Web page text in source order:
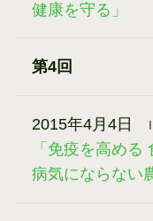
健康を守る」
第4回
2015年4月4日
「免疫を高める
病気にならない